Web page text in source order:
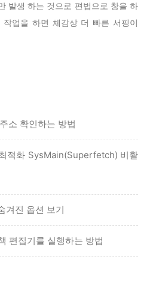
발생 하는 것으로 편법으로 창을 하
업을 하면 체감상 더 빠른 서핑이
소 확인하는 방법
적화 SysMain(Superfetch) 비활
겨진 옵션 보기
편집기를 실행하는 방법